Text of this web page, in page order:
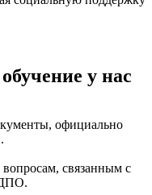
у нас
официально
связанным с
ДПО.